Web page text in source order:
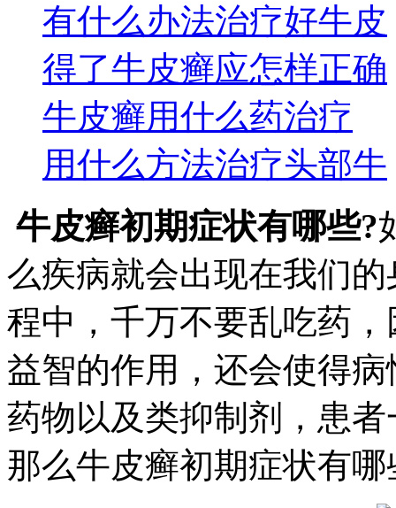
有什么办法治疗好牛皮
得了牛皮癣应怎样正确
牛皮癣用什么药治疗
用什么方法治疗头部牛
牛皮癣初期症状有哪些?
么疾病就会出现在我们
程中，千万不要乱吃药
益智的作用，还会使得
药物以及类抑制剂，患
那么牛皮癣初期症状有哪